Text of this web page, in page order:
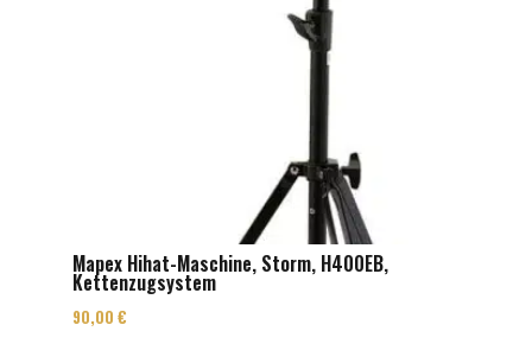
Mapex Hihat-Maschine, Storm, H400EB,
Kettenzugsystem
90,00 €